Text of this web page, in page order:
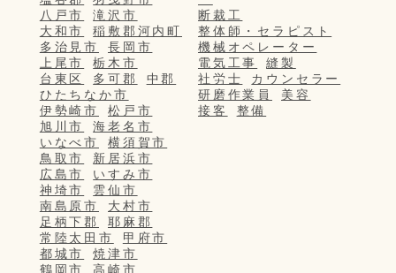
八戸市
滝沢市
大和市
稲敷郡河内町
多治見市
長岡市
上尾市
栃木市
台東区
多可郡
中郡
ひたちなか市
伊勢崎市
松戸市
旭川市
海老名市
いなべ市
横須賀市
鳥取市
新居浜市
広島市
いすみ市
神埼市
雲仙市
南島原市
大村市
足柄下郡
耶麻郡
常陸太田市
甲府市
都城市
焼津市
鶴岡市
高崎市
断裁工
整体師・セラピスト
機械オペレーター
電気工事
縫製
社労士
カウンセラー
研磨作業員
美容
接客
整備